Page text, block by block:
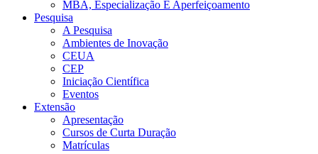
MBA, Especialização E Aperfeiçoamento
Pesquisa
A Pesquisa
Ambientes de Inovação
CEUA
CEP
Iniciação Científica
Eventos
Extensão
Apresentação
Cursos de Curta Duração
Matrículas